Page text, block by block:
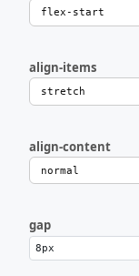
align-items
align-content
gap